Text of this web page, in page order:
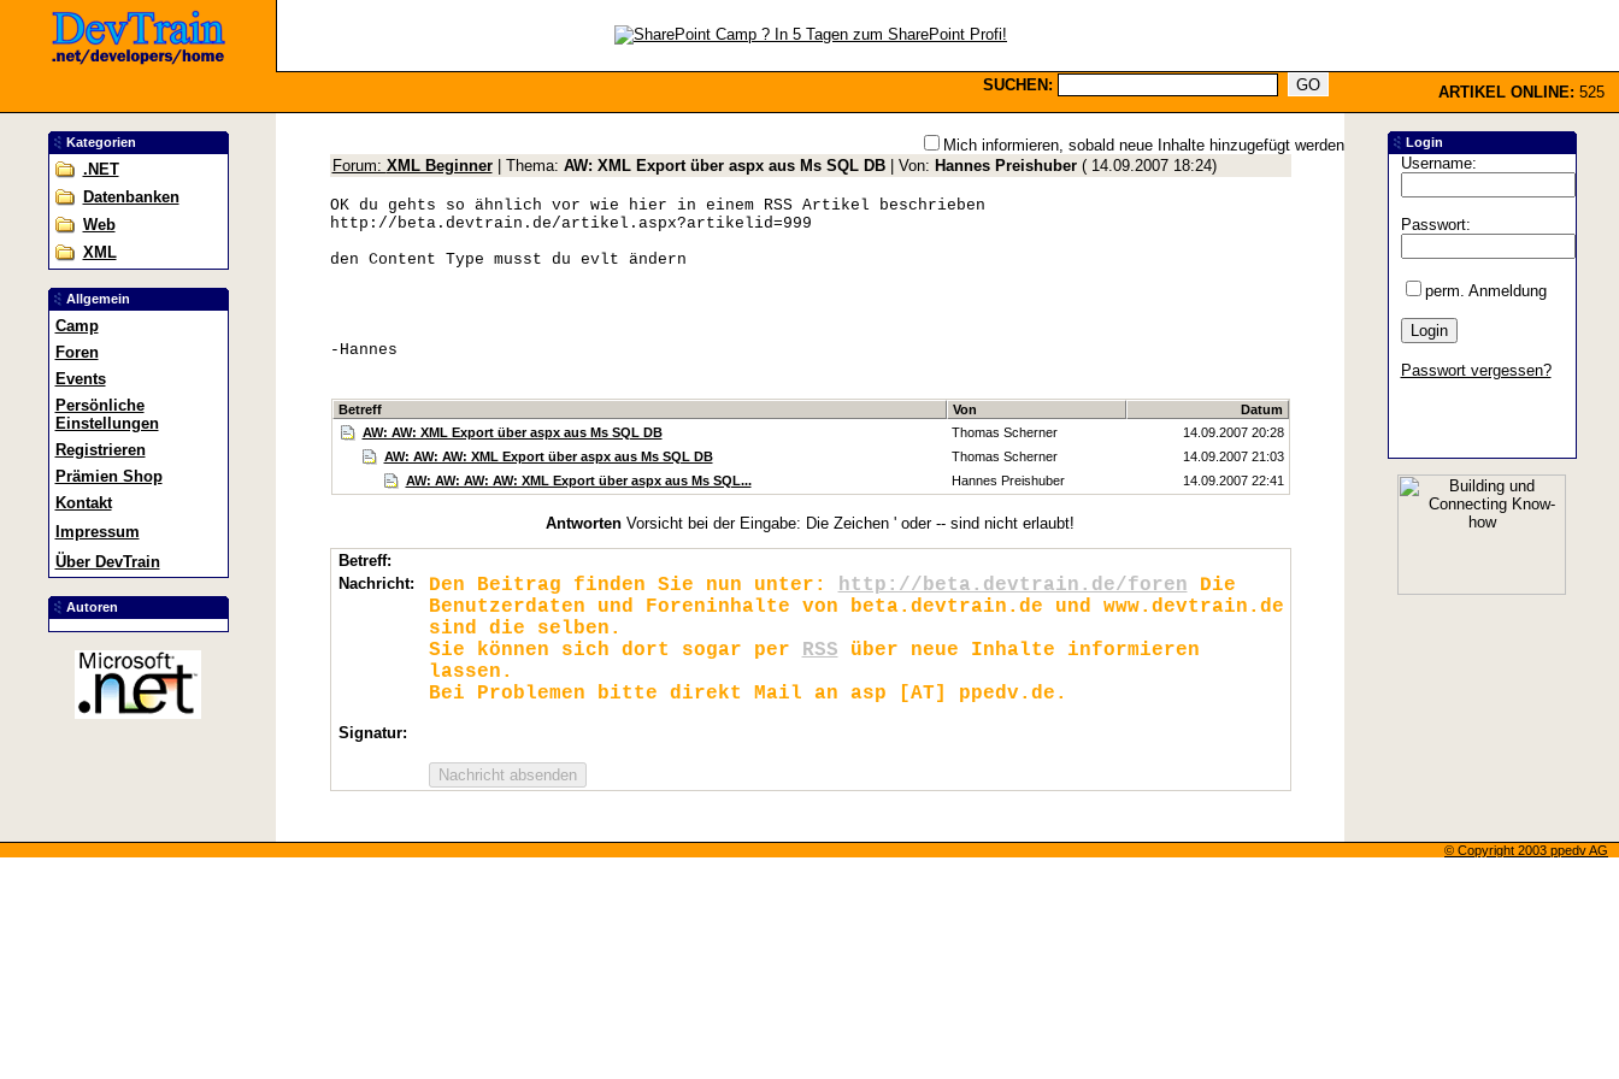
SUCHEN: ARTIKEL ONLINE: 525
Kategorien
.NET
Datenbanken
Web
XML
Allgemein
Camp
Foren
Events
Persönliche
Einstellungen
Registrieren
Prämien Shop
Kontakt
Impressum
Über DevTrain
Autoren
Mich informieren, sobald neue Inhalte hinzugefügt werden
Forum: XML Beginner| Thema: AW: XML Export über aspx aus Ms SQL DB | Von: Hannes Preishuber( 14.09.2007 18:24)
OK du gehts so ähnlich vor wie hier in einem RSS Artikel beschrieben
http://beta.devtrain.de/artikel.aspx?artikelid=999
den Content Type musst du evlt ändern
-Hannes
Betreff Von
Datum
AW: AW: XML Export über aspx aus Ms SQL DB
Thomas Scherner
14.09.2007 20:28
AW: AW: AW: XML Export über aspx aus Ms SQL DB
Thomas Scherner
14.09.2007 21:03
AW: AW: AW: AW: XML Export über aspx aus Ms SQL...
Hannes Preishuber 14.09.2007 22:41
Antworten Vorsicht bei der Eingabe: Die Zeichen ' oder -- sind nicht erlaubt!
Betreff:
Nachricht:
Den Beitrag finden Sie nun unter: http://beta.devtrain.de/foren Die
Benutzerdaten und Foreninhalte von beta.devtrain.de und www.devtrain.de
sind die selben.
Sie können sich dort sogar per RSS über neue Inhalte informieren
lassen.
Bei Problemen bitte direkt Mail an asp [AT] ppedv.de.
Signatur:
Login
Username:
Passwort:
perm. Anmeldung
Passwort vergessen?
© Copyright 2003 ppedv AG